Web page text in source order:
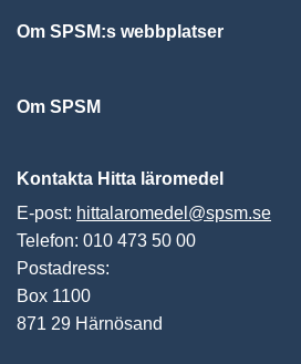
Om SPSM:s webbplatser
Om SPSM
Kontakta Hitta läromedel
E-post: hittalaromedel@spsm.se
Telefon: 010 473 50 00
Postadress:
Box 1100
871 29 Härnösand